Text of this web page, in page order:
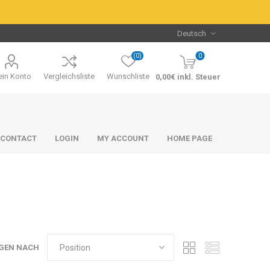
Konto Vergleichsliste Wunschliste
(0) 0
0,00€ inkl. Steuer
Packs & Bundles
Packs & Bundles
CONTACT LOGIN MY ACCOUNT HOME PAGE
NACH